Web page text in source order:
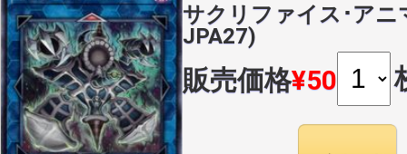
サクリファイス･ア
JPA27)
販売価格¥50